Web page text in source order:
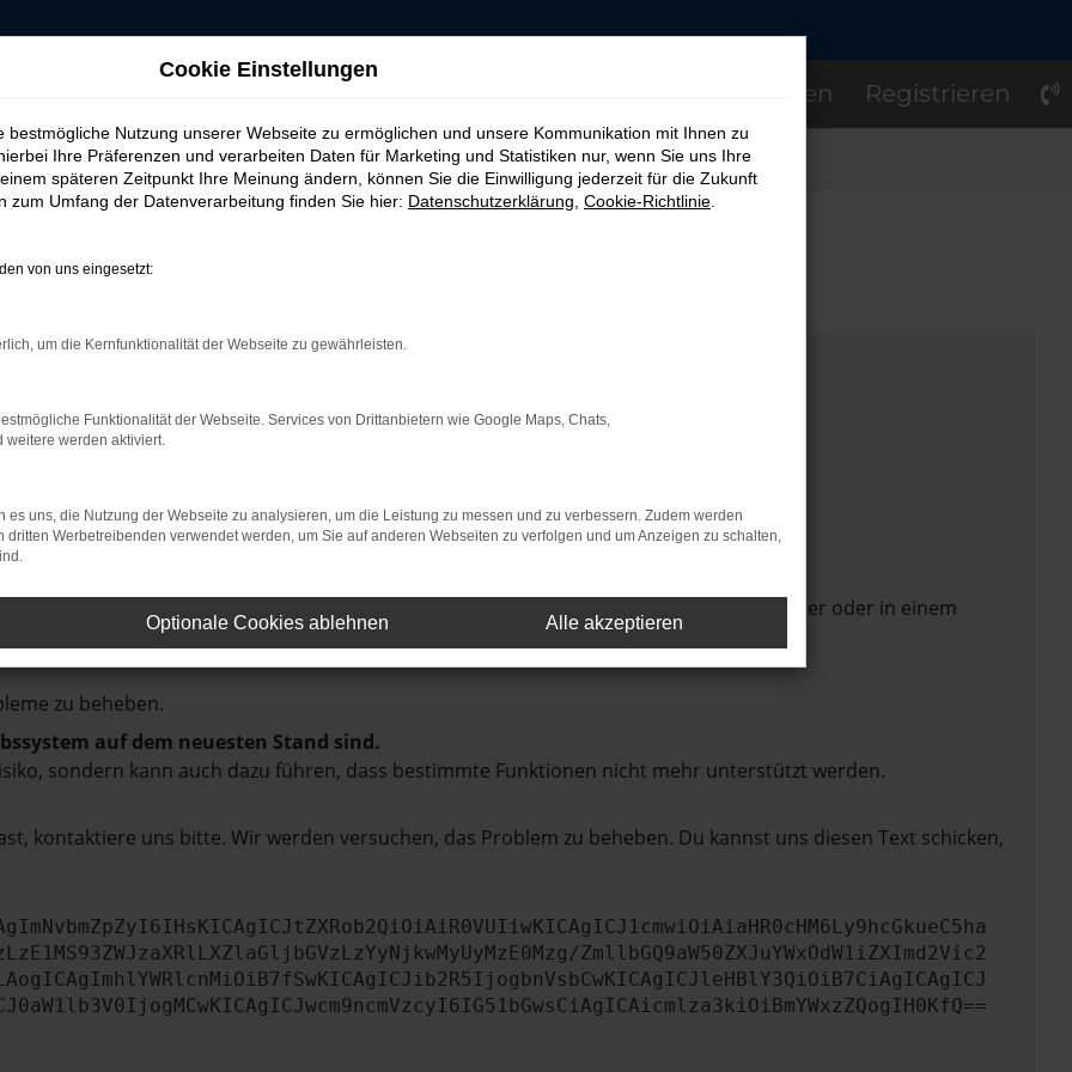
Einloggen Registrieren
SHOWROOM
das Laden bestimmter Seiten verhindern. Funktioniert die Seite in einem anderen Browser oder in einem
zu beheben.
auf dem neuesten Stand sind.
sondern kann auch dazu führen, dass bestimmte Funktionen nicht mehr unterstützt werden.
kontaktiere uns bitte. Wir werden versuchen, das Problem zu beheben. Du kannst uns diesen Text schicken,
ZmllbGQ9aW50ZXJuYWxOdW1iZXImd2Vic2
Cookie Einstellungen
bestmögliche Nutzung unserer Webseite zu ermöglichen und unsere Kommunikation mit Ihnen zu
Ihre Präferenzen und verarbeiten Daten für Marketing und Statistiken nur, wenn Sie uns Ihre
späteren Zeitpunkt Ihre Meinung ändern, können Sie die Einwilligung jederzeit für die Zukunft
zum Umfang der Datenverarbeitung finden Sie hier: Datenschutzerklärung Cookie-Richtlinie
von uns eingesetzt:
um die Kernfunktionalität der Webseite zu gewährleisten.
Funktionalität der Webseite. Services von Drittanbietern wie Google Maps, Chats,
weitere werden aktiviert.
es uns, die Nutzung der Webseite zu analysieren, um die Leistung zu messen und zu verbessern. Zudem werden
dritten Werbetreibenden verwendet werden, um Sie auf anderen Webseiten zu verfolgen und um Anzeigen zu schalten,
Optionale Cookies ablehnen Alle akzeptieren